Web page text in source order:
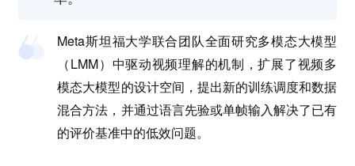
Meta斯坦福大学联合团队全面研究多模态大模型
（LMM）中驱动视频理解的机制，扩展了视频多
模态大模型的设计空间，提出新的训练调度和数据
混合方法，并通过语言先验或单帧输入解决了已有
的评价基准中的低效问题。